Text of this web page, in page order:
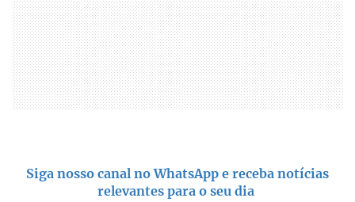
Siga nosso canal no WhatsApp e receba notícias
relevantes para o seu dia